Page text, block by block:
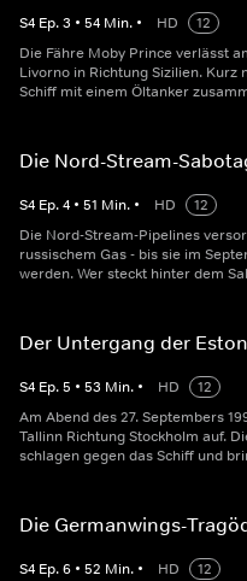
S4 Ep.3 • 54 Min. • HD
12
Die Fähre Moby Prince verlässt
Livorno in Richtung Sizilien. Kurz
Schiff mit einem Öltanker
Die Nord-Stream-
S4 Ep.4 • 51 Min. • HD
12
Die Nord-Stream-Pipelines
russischem Gas - bis sie im
werden. Wer steckt hinter dem
Der Untergang der
S4 Ep.5 • 53 Min. • HD
12
Am Abend des 27. Septembers
Tallinn Richtung Stockholm auf.
schlagen gegen das Schiff und
Die Germanwings-
S4 Ep.6 • 52 Min. • HD
12